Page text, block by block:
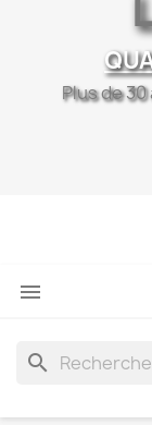
Nous exportons
search